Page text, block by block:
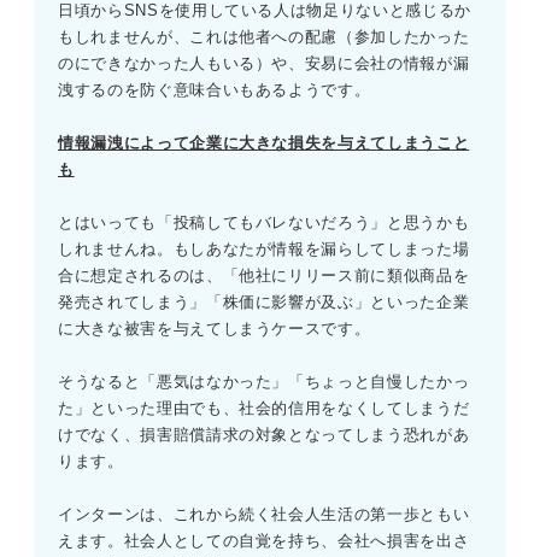
日頃からSNSを使用している人は物足りないと感じるか
もしれませんが、これは他者への配慮（参加したかった
のにできなかった人もいる）や、安易に会社の情報が漏
洩するのを防ぐ意味合いもあるようです。
情報漏洩によって企業に大きな損失を与えてしまうこと
も
とはいっても「投稿してもバレないだろう」と思うかも
しれませんね。もしあなたが情報を漏らしてしまった場
合に想定されるのは、「他社にリリース前に類似商品を
発売されてしまう」「株価に影響が及ぶ」といった企業
に大きな被害を与えてしまうケースです。
そうなると「悪気はなかった」「ちょっと自慢したかっ
た」といった理由でも、社会的信用をなくしてしまうだ
けでなく、損害賠償請求の対象となってしまう恐れがあ
ります。
インターンは、これから続く社会人生活の第一歩ともい
えます。社会人としての自覚を持ち、会社へ損害を出さ